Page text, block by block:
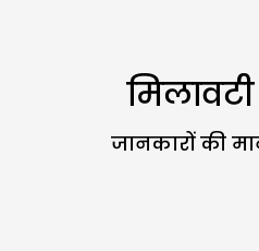
जानकारों की